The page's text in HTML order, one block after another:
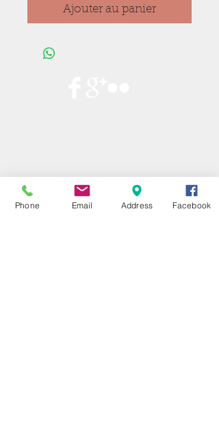
Ajouter au panier
Phone Email Address Facebook